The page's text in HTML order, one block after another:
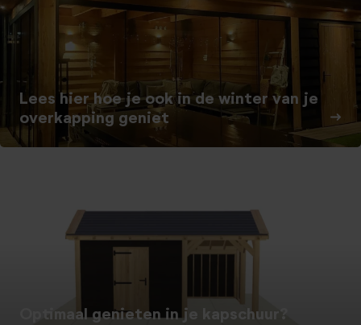
Lees hier hoe je ook in de winter van je
overkapping geniet
Optimaal genieten in je kapschuur?